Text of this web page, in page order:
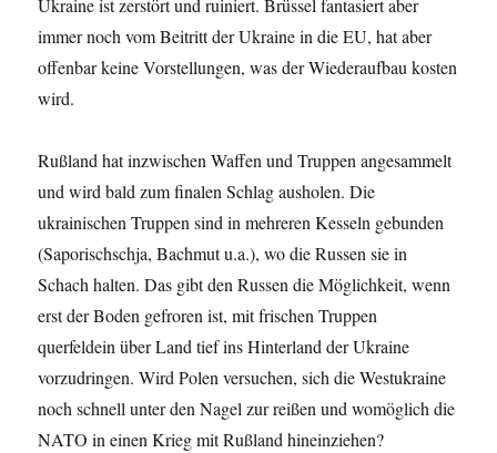
Ukraine ist zerstört und ruiniert. Brüssel fantasiert aber
immer noch vom Beitritt der Ukraine in die EU, hat aber
offenbar keine Vorstellungen, was der Wiederaufbau kosten
wird.
Rußland hat inzwischen Waffen und Truppen angesammelt
und wird bald zum finalen Schlag ausholen. Die
ukrainischen Truppen sind in mehreren Kesseln gebunden
(Saporischschja, Bachmut u.a.), wo die Russen sie in
Schach halten. Das gibt den Russen die Möglichkeit, wenn
erst der Boden gefroren ist, mit frischen Truppen
querfeldein über Land tief ins Hinterland der Ukraine
vorzudringen. Wird Polen versuchen, sich die Westukraine
noch schnell unter den Nagel zur reißen und womöglich die
NATO in einen Krieg mit Rußland hineinziehen?